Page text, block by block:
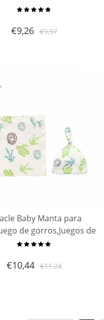
del asiento de malla
€9,26 €9,97
Baby Manta para
de gorros,Juegos de
de tela de muselina de
de regalo de ducha
€10,44 €11,24